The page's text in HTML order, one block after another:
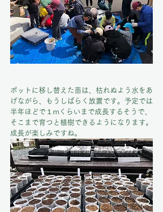
ポットに移し替えた苗は、枯れぬよう水をあ
げながら、もうしばらく放置です。予定では
半年ほどで１mくらいまで成長するそうで、
そこまで育つと植樹できるようになります。
成長が楽しみですね。